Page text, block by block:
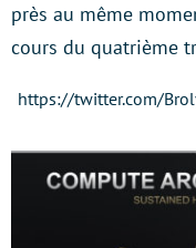
près au même
cours du quatrième
https://twitter.com/